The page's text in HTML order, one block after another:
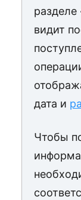
разделе
видит
дата и
Чтобы